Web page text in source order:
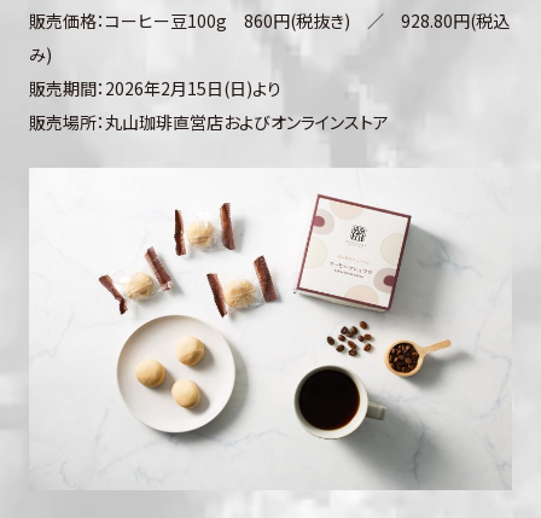
販売価格：コーヒー豆100g 860円(税抜き) ／ 928.80円(税込
み)
販売期間：2026年2月15日(日)より
販売場所：丸山珈琲直営店およびオンラインストア